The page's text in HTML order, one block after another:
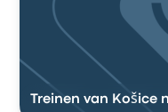
Treinen van Košice